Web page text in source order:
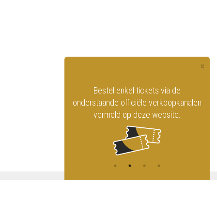
×
Bestel enkel tickets via de
onderstaande officiële verkoopkanalen
vermeld op deze website.